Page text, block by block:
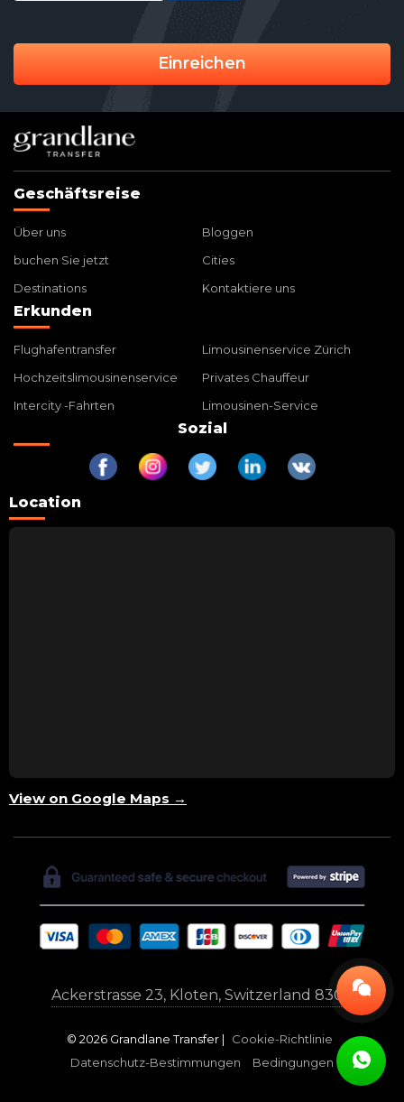
Einreichen
Geschäftsreise
Über uns
Bloggen
buchen Sie jetzt
Cities
Destinations
Kontaktiere uns
Erkunden
Flughafentransfer
Limousinenservice Zürich
Hochzeitslimousinenservice
Privates Chauffeur
Intercity -Fahrten
Limousinen-Service
Sozial
Location
View on Google Maps →
Ackerstrasse 23, Kloten, Switzerland 8302
© 2026 Grandlane Transfer |
Cookie-Richtlinie
Datenschutz-Bestimmungen
Bedingungen